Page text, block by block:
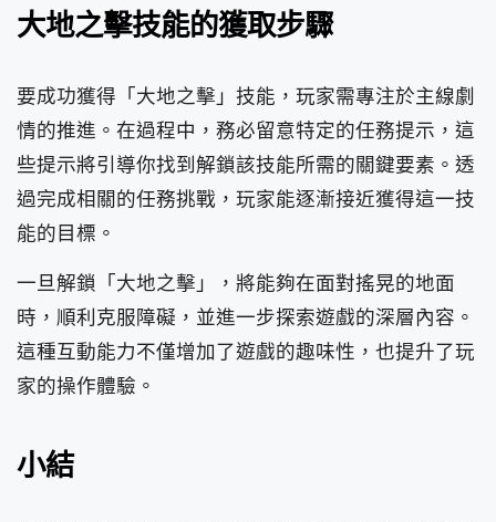
大地之擊技能的獲取步驟
要成功獲得「大地之擊」技能，玩家需專注於主線劇
情的推進。在過程中，務必留意特定的任務提示，這
些提示將引導你找到解鎖該技能所需的關鍵要素。透
過完成相關的任務挑戰，玩家能逐漸接近獲得這一技
能的目標。
一旦解鎖「大地之擊」，將能夠在面對搖晃的地面
時，順利克服障礙，並進一步探索遊戲的深層內容。
這種互動能力不僅增加了遊戲的趣味性，也提升了玩
家的操作體驗。
小結